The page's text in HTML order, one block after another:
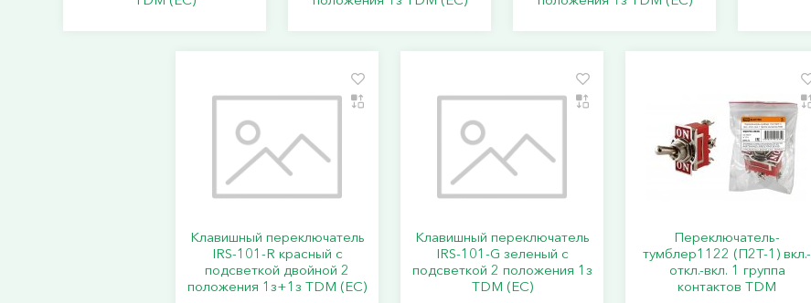
Клавишный переключатель
IRS-101-R красный с
подсветкой двойной 2
положения 1з+1з TDM (ЕС)
Клавишный переключатель
IRS-101-G зеленый с
подсветкой 2 положения 1з
TDM (ЕС)
Переключатель-
тумблер1122 (П2Т-1) вкл.-
откл.-вкл. 1 группа
контактов TDM